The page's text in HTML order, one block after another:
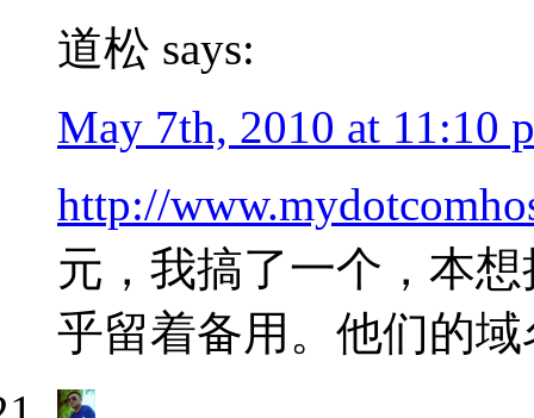
道松 says:
May 7th, 2010 at 11:10
http://
元，我搞了一个，本
乎留着备用。他们的